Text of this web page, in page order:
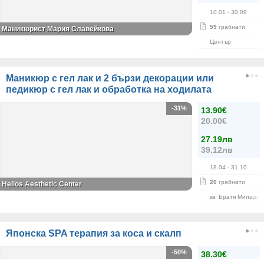
10.01 - 30.09
59 грабнати
Център
Маникюрист Мария Славейкова
Маникюр с гел лак и 2 бързи декорации или
педикюр с гел лак и обработка на ходилата
13.90€
20.00€
27.19лв
39.12лв
18.04 - 31.10
20 грабнати
кв. Братя
-31%
Helios Aesthetic Center
Японска SPA терапия за коса и скалп
38.30€
-50%